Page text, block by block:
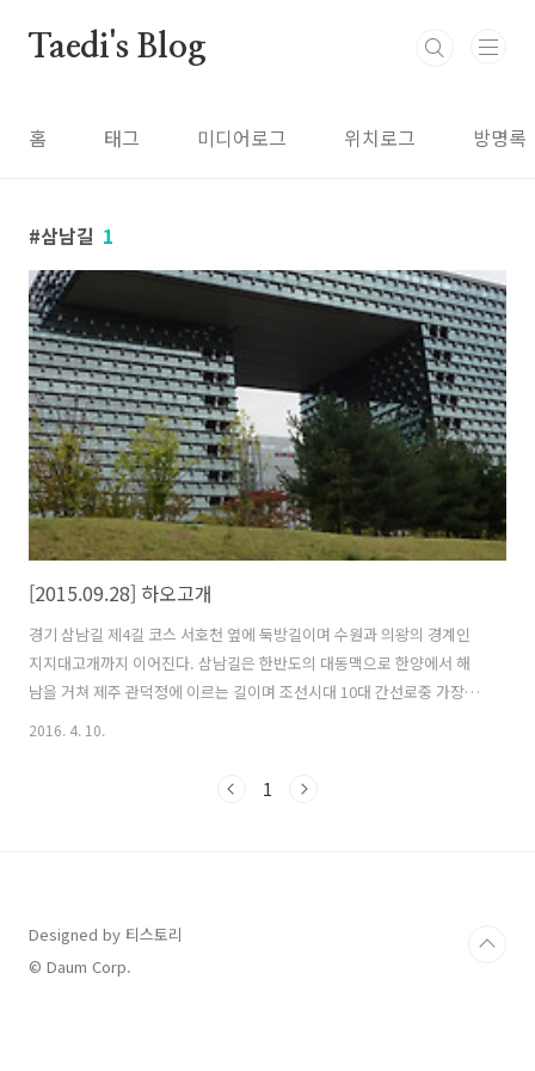
Taedi's Blog
홈 태그 미디어로그 위치로그 방명록
삼남길 1
[2015.09.28] 하오고개
경기 삼남길 제4길 코스 서호천 옆에 둑방길이며 수원과 의왕의 경계인
지지대고개까지 이어진다. 삼남길은 한반도의 대동맥으로 한양에서 해
남을 거쳐 제주 관덕정에 이르는 길이며 조선시대 10대 간선로중 가장 긴
길이다. 삼남 : 호서(충청도), 호남(전라도), 영남(경사도) 지방을 일컷는
로부터 시작한다. 9월 말이 되니까 이제 푸르렀던 나무잎은 낙옆이 되어
2016. 4. 10.
1
Designed by 티스토리
© Daum Corp.